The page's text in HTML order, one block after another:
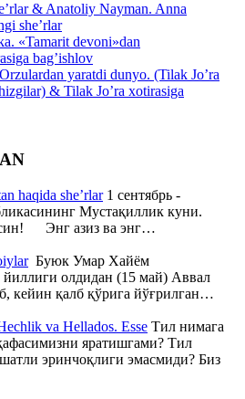
& Anatoliy Nayman. Anna
she’rlar
«Tamarit devoni»dan
bag’ishlov
yaratdi dunyo. (Tilak Jo’ra
& Tilak Jo’ra xotirasiga
haqida she’rlar1 сентябрь -
Мустақиллик куни.
Энг азиз ва энг…
Буюк Умар Хайём
йиллиги олдидан (15 май) Аввал
кейин қалб қўрига йўғрилган…
va Hellados. Esse Тил нимага
яратишгами? Тил
эринчоқлиги эмасмиди? Биз